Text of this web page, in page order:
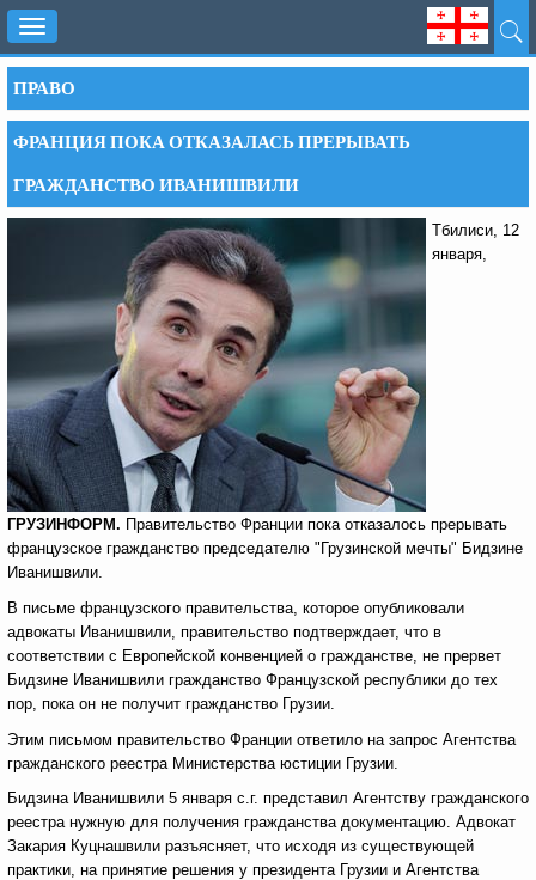
Toggle
navigation
ПРАВО
ФРАНЦИЯ ПОКА ОТКАЗАЛАСЬ ПРЕРЫВАТЬ
ГРАЖДАНСТВО ИВАНИШВИЛИ
Тбилиси, 12
января,
ГРУЗИНФОРМ. Правительство Франции пока отказалось прерывать
французское гражданство председателю "Грузинской мечты" Бидзине
Иванишвили.
В письме французского правительства, которое опубликовали
адвокаты Иванишвили, правительство подтверждает, что в
соответствии с Европейской конвенцией о гражданстве, не прервет
Бидзине Иванишвили гражданство Французской республики до тех
пор, пока он не получит гражданство Грузии.
Этим письмом правительство Франции ответило на запрос Агентства
гражданского реестра Министерства юстиции Грузии.
Бидзина Иванишвили 5 января с.г. представил Агентству гражданского
реестра нужную для получения гражданства документацию. Адвокат
Закария Куцнашвили разъясняет, что исходя из существующей
практики, на принятие решения у президента Грузии и Агентства